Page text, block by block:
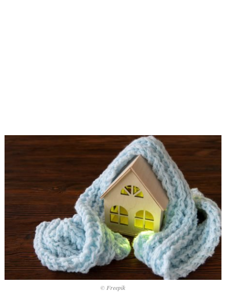
© Freepik